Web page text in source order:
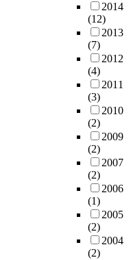
2014
(12)
2013
(7)
2012
(4)
2011
(3)
2010
(2)
2009
(2)
2007
(2)
2006
(1)
2005
(2)
2004
(2)